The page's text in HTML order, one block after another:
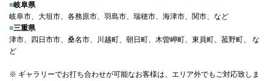
■岐阜県
岐阜市、大垣市、各務原市、羽島市、瑞穂市、海津市、関市、など
■三重県
津市、四日市市、桑名市、川越町、朝日町、木曽岬町、東員町、菰野町、 な
ど
※ ギャラリーでお打ち合わせが可能なお客様は、エリア外でもご対応致しま